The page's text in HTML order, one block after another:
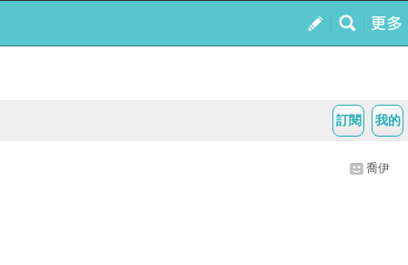
我的
訂閱
喬伊